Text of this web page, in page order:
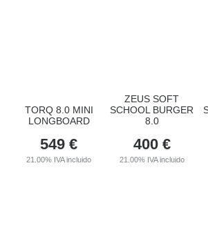
TORQ 8.0 MINI
LONGBOARD
549 €
21.00% IVA incluido
ZEUS SOFT
SCHOOL BURGER
8.0
400 €
21.00% IVA incluido